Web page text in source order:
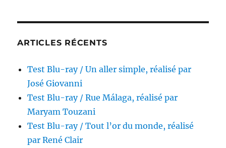
ARTICLES RÉCENTS
Test Blu-ray / Un aller simple, réalisé par
José Giovanni
Test Blu-ray / Rue Málaga, réalisé par
Maryam Touzani
Test Blu-ray / Tout l’or du monde, réalisé
par René Clair